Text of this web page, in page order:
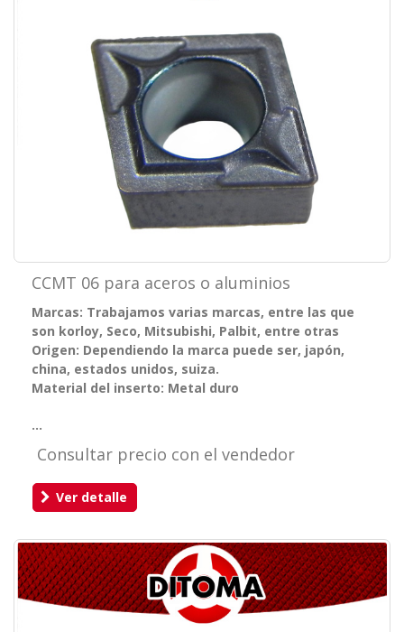
CCMT 06 para aceros o aluminios
Marcas: Trabajamos varias marcas, entre las que
son korloy, Seco, Mitsubishi, Palbit, entre otras
Origen: Dependiendo la marca puede ser, japón,
china, estados unidos, suiza.
Material del inserto: Metal duro
...
Consultar precio con el vendedor
Ver detalle